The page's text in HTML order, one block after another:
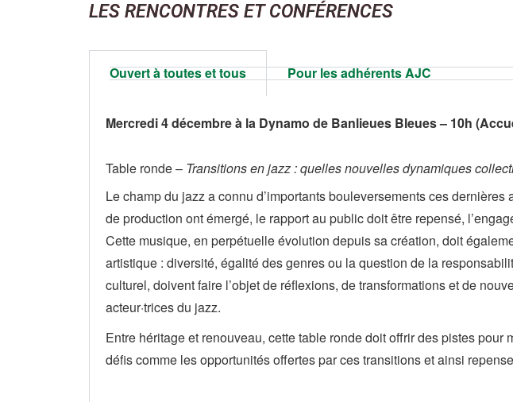
LES RENCONTRES ET CONFÉRENCES
Ouvert à toutes et tous Pour les adhérents AJC
Mercredi 4 décembre à la Dynamo de Banlieues Bleues – 10h
Table ronde – Transitions en jazz : quelles nouvelles dynamiques
Le champ du jazz a connu d’importants bouleversements ces
de production ont émergé, le rapport au public doit être repensé,
Cette musique, en perpétuelle évolution depuis sa création, doit
artistique : diversité, égalité des genres ou la question de la
culturel, doivent faire l’objet de réflexions, de transformations et de
acteur·trices du jazz.
Entre héritage et renouveau, cette table ronde doit offrir des pistes
défis comme les opportunités offertes par ces transitions et ainsi